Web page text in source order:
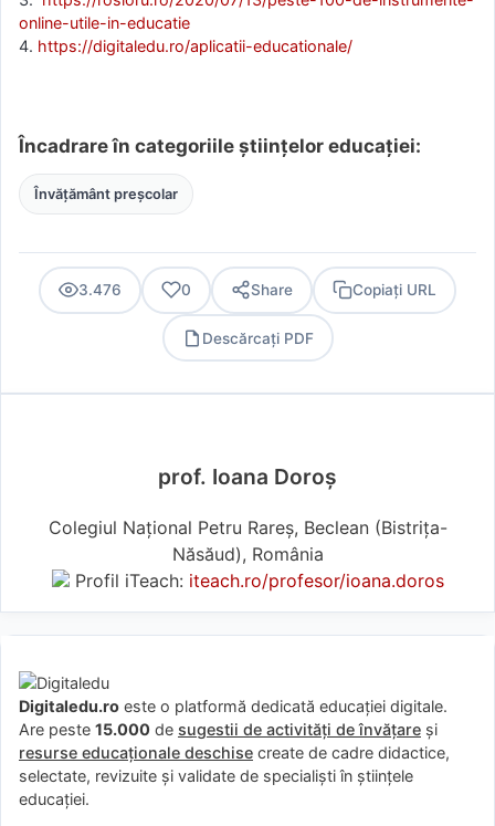
online-utile-in-educatie
4. https://digitaledu.ro/aplicatii-educationale/
Încadrare în categoriile științelor educației:
Învățământ preșcolar
3.476 0 Share Copiați URL
Descărcați PDF
prof. Ioana Doroș
Colegiul Național Petru Rareș, Beclean (Bistriţa-
Năsăud), România
Profil iTeach: iteach.ro/profesor/ioana.doros
Digitaledu.ro este o platformă dedicată educației digitale.
Are peste 15.000 de sugestii de activități de învățare și
resurse educaționale deschise create de cadre didactice,
selectate, revizuite și validate de specialiști în științele
educației.